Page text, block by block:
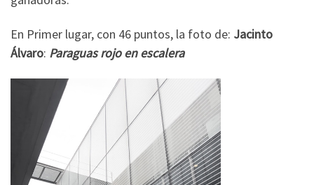
En Primer lugar, con 46 puntos, la foto de: Jacinto
Álvaro: Paraguas rojo en escalera